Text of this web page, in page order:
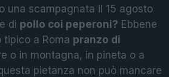
una scampagnata il 15 agosto
di pollo coi peperoni? Ebbene
a Roma pranzo di
o in montagna, in pineta o a
pietanza non può mancare